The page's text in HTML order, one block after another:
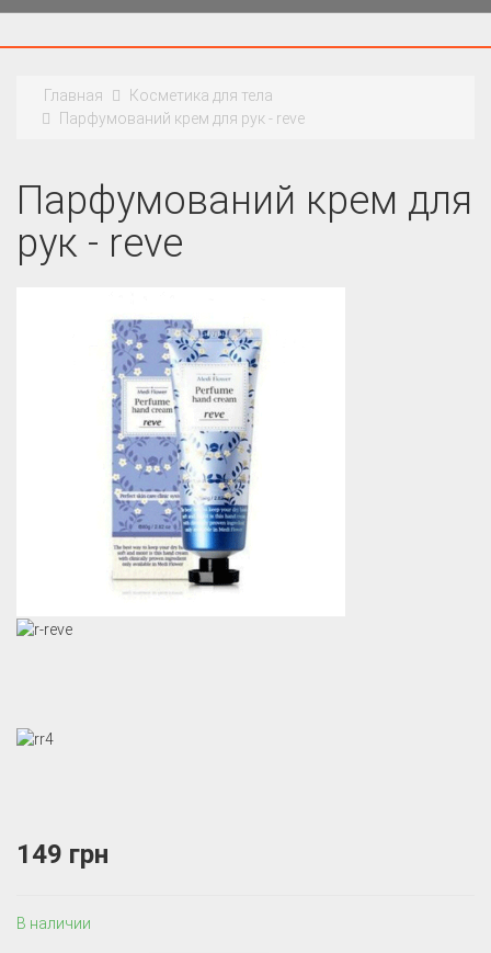
Главная
Косметика для тела
Парфумований крем для рук - reve
Парфумований крем для
рук - reve
149 грн
В наличии